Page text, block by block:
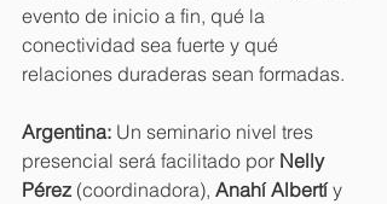
evento de inicio a fin, qué la
conectividad sea fuerte y qué
relaciones duraderas sean formadas.
Argentina: Un seminario nivel tres
presencial será facilitado por Nelly
Pérez (coordinadora), Anahí Albertí y